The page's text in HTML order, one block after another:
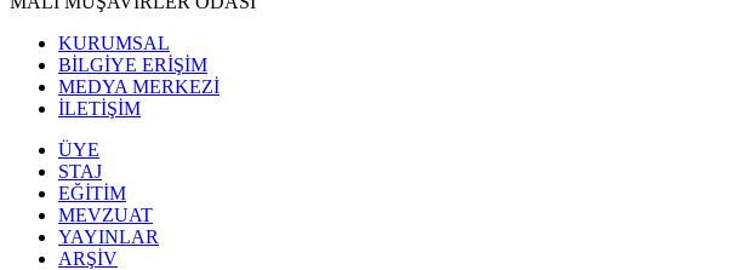
KURUMSAL
BİLGİYE ERİŞİM
MEDYA MERKEZİ
İLETİŞİM
ÜYE
STAJ
EĞİTİM
MEVZUAT
YAYINLAR
ARŞİV